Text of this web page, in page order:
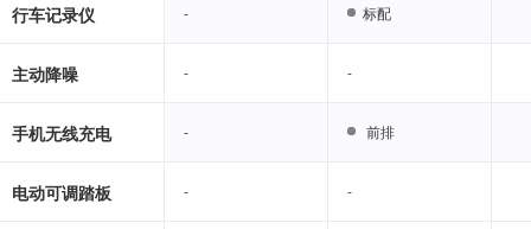
行车记录仪 - 标配
主动降噪 - -
手机无线充电 - 前排
电动可调踏板 - -
- 标配
- -
- 前排
- -